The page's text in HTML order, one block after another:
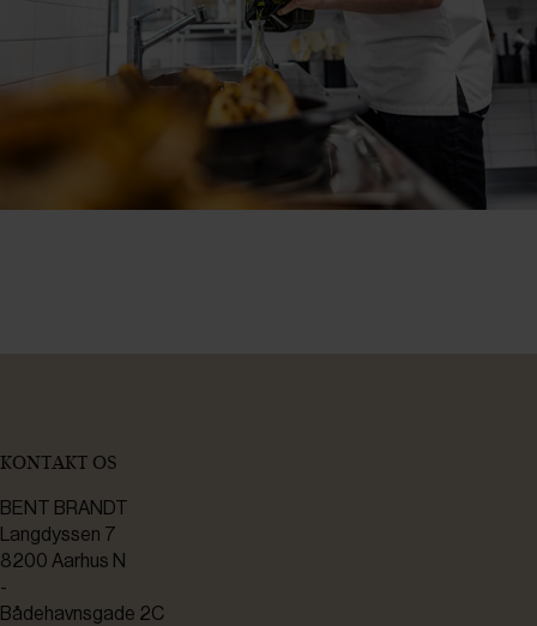
KONTAKT OS
BENT BRANDT
Langdyssen 7
8200 Aarhus N
-
Bådehavnsgade 2C